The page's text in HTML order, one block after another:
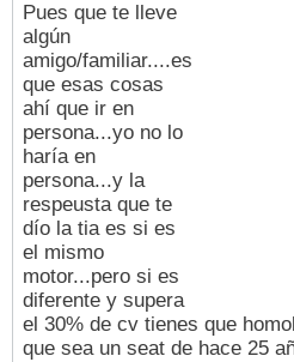
Pues que te lleve
algún
amigo/familiar....es
que esas cosas
ahí que ir en
persona...yo no lo
haría en
persona...y la
respeusta que te
dío la tia es si es
el mismo
motor...pero si es
diferente y supera
el 30% de cv tienes que
que sea un seat de hace 25